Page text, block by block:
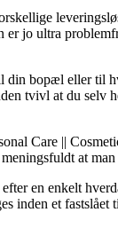
er jo ultra
bopæl eller til
tvivl at du selv
Care ||
at
en enkelt
inden et fastslået